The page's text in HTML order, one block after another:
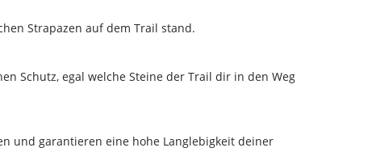
Strapazen auf dem Trail stand.
Schutz, egal welche Steine der Trail dir in den Weg
und garantieren eine hohe Langlebigkeit deiner